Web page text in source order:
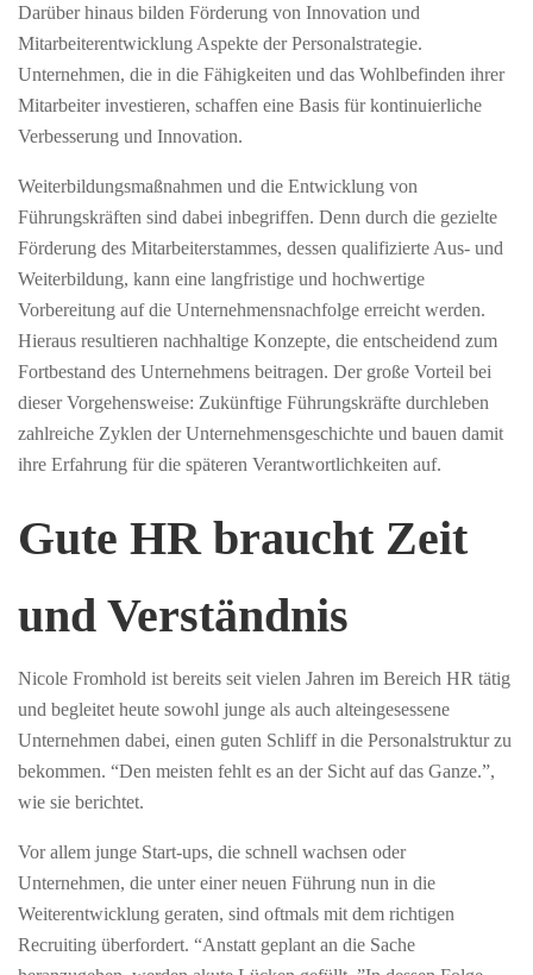
Darüber hinaus bilden Förderung von Innovation und
Mitarbeiterentwicklung Aspekte der Personalstrategie.
Unternehmen, die in die Fähigkeiten und das Wohlbefinden ihrer
Mitarbeiter investieren, schaffen eine Basis für kontinuierliche
Verbesserung und Innovation.
Weiterbildungsmaßnahmen und die Entwicklung von
Führungskräften sind dabei inbegriffen. Denn durch die gezielte
Förderung des Mitarbeiterstammes, dessen qualifizierte Aus- und
Weiterbildung, kann eine langfristige und hochwertige
Vorbereitung auf die Unternehmensnachfolge erreicht werden.
Hieraus resultieren nachhaltige Konzepte, die entscheidend zum
Fortbestand des Unternehmens beitragen. Der große Vorteil bei
dieser Vorgehensweise: Zukünftige Führungskräfte durchleben
zahlreiche Zyklen der Unternehmensgeschichte und bauen damit
ihre Erfahrung für die späteren Verantwortlichkeiten auf.
Gute HR braucht Zeit
und Verständnis
Nicole Fromhold ist bereits seit vielen Jahren im Bereich HR tätig
und begleitet heute sowohl junge als auch alteingesessene
Unternehmen dabei, einen guten Schliff in die Personalstruktur zu
bekommen. “Den meisten fehlt es an der Sicht auf das Ganze.”,
wie sie berichtet.
Vor allem junge Start-ups, die schnell wachsen oder
Unternehmen, die unter einer neuen Führung nun in die
Weiterentwicklung geraten, sind oftmals mit dem richtigen
Recruiting überfordert. “Anstatt geplant an die Sache